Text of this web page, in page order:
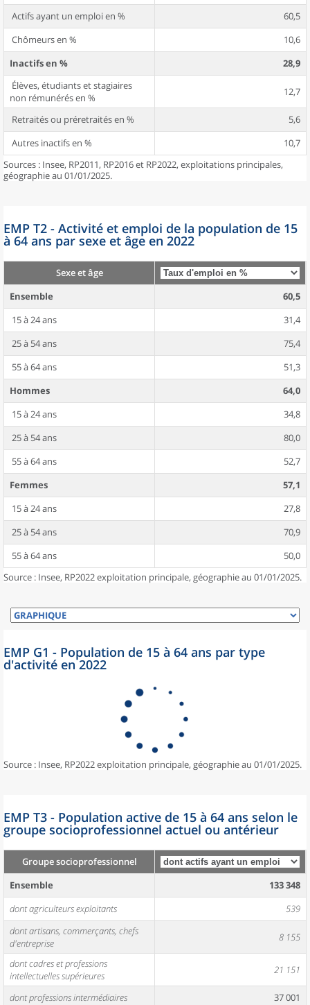
Actifs ayant un emploi en %
60,5
Chômeurs en %
10,6
Inactifs en %
28,9
Élèves, étudiants et stagiaires
non rémunérés en %
12,7
Retraités ou préretraités en %
5,6
Autres inactifs en %
10,7
Sources : Insee, RP2011, RP2016 et RP2022, exploitations principales,
géographie au 01/01/2025.
EMP T2 - Activité et emploi de la population de 15
à 64 ans par sexe et âge en 2022
Sexe et âge
Ensemble
60,5
15 à 24 ans
31,4
25 à 54 ans
75,4
55 à 64 ans
51,3
Hommes
64,0
15 à 24 ans
34,8
25 à 54 ans
80,0
55 à 64 ans
52,7
Femmes
57,1
15 à 24 ans
27,8
25 à 54 ans
70,9
55 à 64 ans
50,0
Source : Insee, RP2022 exploitation principale, géographie au 01/01/2025.
EMP G1 - Population de 15 à 64 ans par type
d'activité en 2022
Source : Insee, RP2022 exploitation principale, géographie au 01/01/2025.
EMP T3 - Population active de 15 à 64 ans selon le
groupe socioprofessionnel actuel ou antérieur
Groupe socioprofessionnel
Ensemble
133 348
dont agriculteurs exploitants
539
dont artisans, commerçants, chefs
d'entreprise
8 155
dont cadres et professions
intellectuelles supérieures
21 151
dont professions intermédiaires 37 001